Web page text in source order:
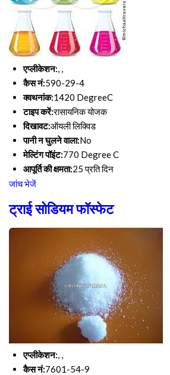
एप्लीकेशन:, ,
कैस नं:590-29-4
क्वथनांक:1420 DegreeC
टाइप करें:रासायनिक योजक
दिखावट:ऑयली लिक्विड
पानी न घुलने वाला:No
मेल्टिंग पॉइंट:770 Degree C
आपूर्ति की क्षमता:25 प्रति दिन
जांच भेजें
ट्राई सोडियम फॉस्फेट
एप्लीकेशन:, ,
कैस नं:7601-54-9